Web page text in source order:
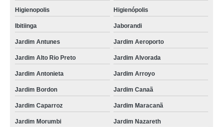
Higienopolis Higienópolis
Ibitiinga Jaborandi
Jardim Antunes Jardim Aeroporto
Jardim Alto Rio Preto Jardim Alvorada
Jardim Antonieta Jardim Arroyo
Jardim Bordon Jardim Canaã
Jardim Caparroz Jardim Maracanã
Jardim Morumbi Jardim Nazareth